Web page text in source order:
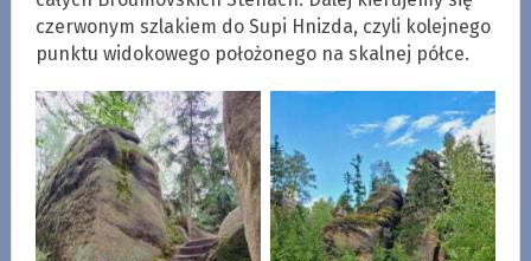
czerwonym szlakiem do Supi Hnizda, czyli kolejnego
punktu widokowego położonego na skalnej półce.